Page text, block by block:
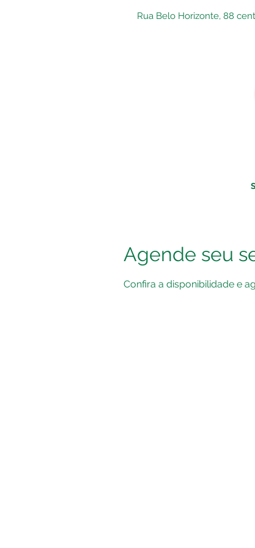
Rua Belo Horizonte, 88
Agende seu
Confira a disponibilidade e